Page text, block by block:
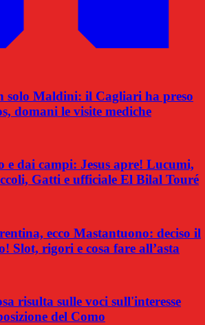
solo Maldini: il Cagliari ha preso
domani le visite mediche
e dai campi: Jesus apre! Lucumi,
Gatti e ufficiale El Bilal Touré
ecco Mastantuono: deciso il
Slot, rigori e cosa fare all’asta
risulta sulle voci sull'interesse
del Como